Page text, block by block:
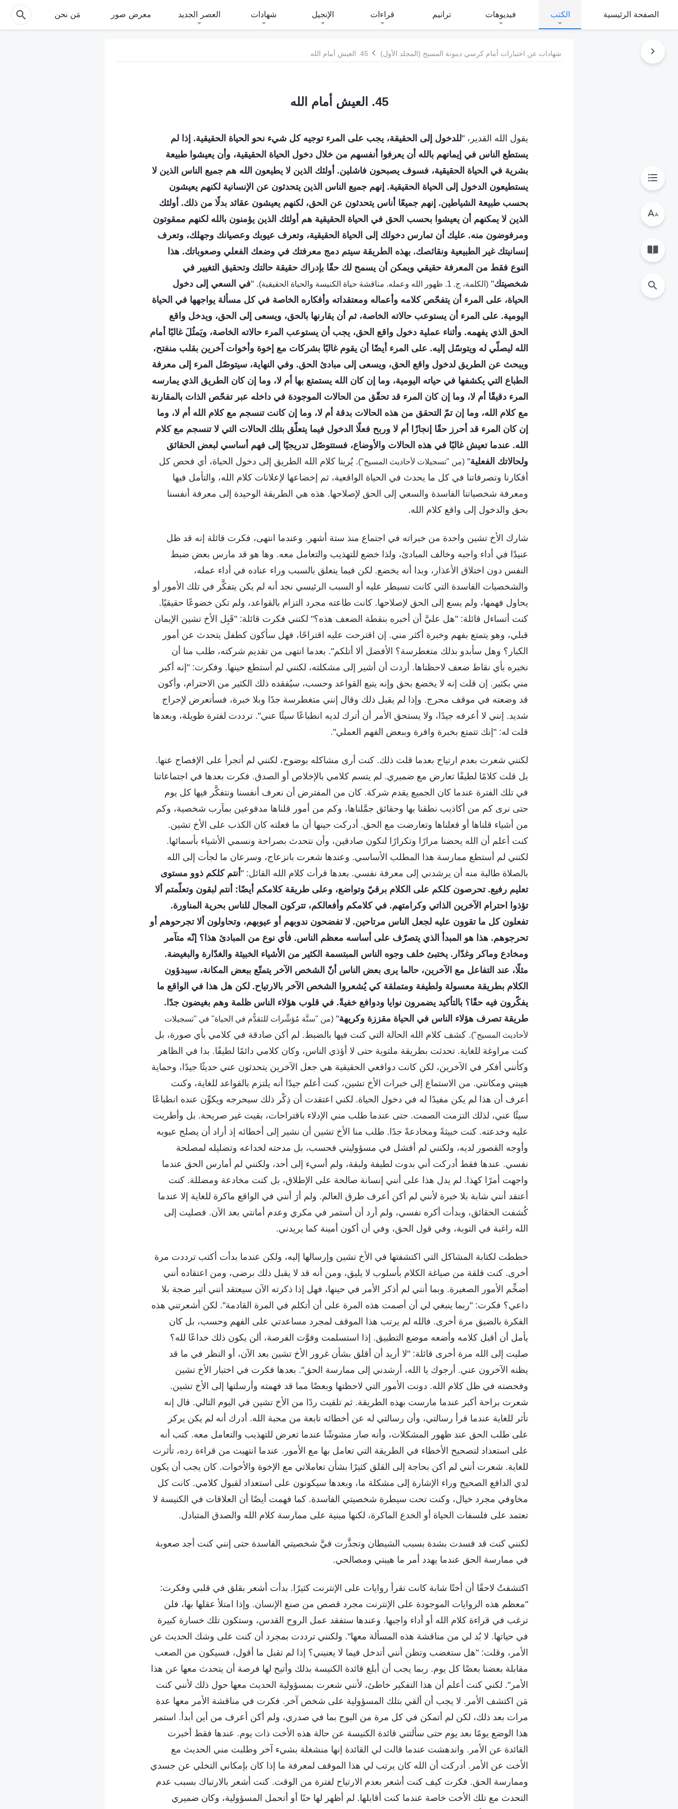
الصفحة الرئيسية الكتب فيديوهات ترانيم قراءات الإنجيل شهادات العصر الجديد معرض صور مَن نحن
شهادات عن اختبارات أمام كرسي دينونة المسيح (المجلد الأول) 45. العيش أمام الله
45. العيش أمام الله
يقول الله القدير، "للدخول إلى الحقيقة، يجب على المرء توجيه كل شيء نحو الحياة الحقيقية. إذا لم
يستطع الناس في إيمانهم بالله أن يعرفوا أنفسهم من خلال دخول الحياة الحقيقية، وأن يعيشوا طبيعة
بشرية في الحياة الحقيقية، فسوف يصبحون فاشلين. أولئك الذين لا يطيعون الله هم جميع الناس الذين لا
يستطيعون الدخول إلى الحياة الحقيقية. إنهم جميع الناس الذين يتحدثون عن الإنسانية لكنهم يعيشون
بحسب طبيعة الشياطين. إنهم جميعًا أناس يتحدثون عن الحق، لكنهم يعيشون عقائد بدلًا من ذلك. أولئك
الذين لا يمكنهم أن يعيشوا بحسب الحق في الحياة الحقيقية هم أولئك الذين يؤمنون بالله لكنهم ممقوتون
ومرفوضون منه. عليك أن تمارس دخولك إلى الحياة الحقيقية، وتعرف عيوبك وعصيانك وجهلك، وتعرف
إنسانيتك غير الطبيعية ونقائصك. بهذه الطريقة سيتم دمج معرفتك في وضعك الفعلي وصعوباتك. هذا
النوع فقط من المعرفة حقيقي ويمكن أن يسمح لك حقًا بإدراك حقيقة حالتك وتحقيق التغيير في
شخصيتك" (الكلمة، ج. 1. ظهور الله وعمله. مناقشة حياة الكنيسة والحياة الحقيقية) . "في السعي إلى دخول
الحياة، على المرء أن يتفحّص كلامه وأعماله ومعتقداته وأفكاره الخاصة في كل مسألة يواجهها في الحياة
اليومية. على المرء أن يستوعب حالاته الخاصة، ثم أن يقارنها بالحق، ويسعى إلى الحق، ويدخل واقع
الحق الذي يفهمه. وأثناء عملية دخول واقع الحق، يجب أن يستوعب المرء حالاته الخاصة، ويَمثُلَ غالبًا أمام
الله ليصلّي له ويتوسّل إليه. على المرء أيضًا أن يقوم غالبًا بشركات مع إخوة وأخوات آخرين بقلب منفتح،
ويبحث عن الطريق لدخول واقع الحق، ويسعى إلى مبادئ الحق. وفي النهاية، سيتوصّل المرء إلى معرفة
الطباع التي يكشفها في حياته اليومية، وما إن كان الله يستمتع بها أم لا، وما إن كان الطريق الذي يمارسه
المرء دقيقًا أم لا، وما إن كان المرء قد تحقّق من الحالات الموجودة في داخله عبر تفحّص الذات بالمقارنة
مع كلام الله، وما إن تمّ التحقق من هذه الحالات بدقة أم لا، وما إن كانت تنسجم مع كلام الله أم لا، وما
إن كان المرء قد أحرز حقًا إنجازًا أم لا وربح فعلًا الدخول فيما يتعلّق بتلك الحالات التي لا تنسجم مع كلام
الله. عندما تعيش غالبًا في هذه الحالات والأوضاع، فستتوصّل تدريجيًا إلى فهم أساسي لبعض الحقائق
ولحالاتك الفعلية" (من "تسجيلات لأحاديث المسيح"). يُرينا كلام الله الطريق إلى دخول الحياة، أي فحص كل
أفكارنا وتصرفاتنا في كل ما يحدث في الحياة الواقعية، ثم إخضاعها لإعلانات كلام الله، والتأمل فيها
ومعرفة شخصياتنا الفاسدة والسعي إلى الحق لإصلاحها. هذه هي الطريقة الوحيدة إلى معرفة أنفسنا
بحق والدخول إلى واقع كلام الله.
شارك الأخ تشين واحدة من خبراته في اجتماع منذ ستة أشهر. وعندما انتهى، فكرت قائلة إنه قد ظل
عنيدًا في أداء واجبه وخالف المبادئ، ولذا خضع للتهذيب والتعامل معه. وها هو قد مارس بعض ضبط
النفس دون اختلاق الأعذار، وبدا أنه يخضع. لكن فيما يتعلق بالسبب وراء عناده في أداء عمله،
والشخصيات الفاسدة التي كانت تسيطر عليه أو السبب الرئيسي نجد أنه لم يكن يتفكَّر في تلك الأمور أو
يحاول فهمها، ولم يسع إلى الحق لإصلاحها. كانت طاعته مجرد التزام بالقواعد، ولم تكن خضوعًا حقيقيًا.
كنت أتساءل قائلة: "هل عليَّ أن أخبره بنقطة الضعف هذه؟" لكنني فكرت قائلة: "قَبِل الأخ تشين الإيمان
قبلي، وهو يتمتع بفهم وخبرة أكثر مني. إن اقترحت عليه اقتراحًا، فهل سأكون كطفل يتحدث عن أمور
الكبار؟ وهل سأبدو بذلك متغطرسة؟ الأفضل ألا أتلكم". بعدما انتهى من تقديم شركته، طلب منا أن
نخبره بأي نقاط ضعف لاحظناها. أردت أن أشير إلى مشكلته، لكنني لم أستطع حينها. وفكرت: "إنه أكبر
مني بكثير. إن قلت إنه لا يخضع بحق وإنه يتبع القواعد وحسب، سيُفقده ذلك الكثير من الاحترام، وأكون
قد وضعته في موقف محرج. وإذا لم يقبل ذلك وقال إنني متغطرسة جدًا وبلا خبرة، فسأتعرض لإحراج
شديد. إنني لا أعرفه جيدًا، ولا يستحق الأمر أن أترك لديه انطباعًا سيئًا عني". ترددت لفترة طويلة، وبعدها
قلت له: "إنك تتمتع بخبرة وافرة وببعض الفهم العملي".
لكنني شعرت بعدم ارتياح بعدما قلت ذلك. كنت أرى مشاكله بوضوح، لكنني لم أتجرأ على الإفصاح عنها.
بل قلت كلامًا لطيفًا تعارض مع ضميري. لم يتسم كلامي بالإخلاص أو الصدق. فكرت بعدها في اجتماعاتنا
في تلك الفترة عندما كان الجميع يقدم شركة. كان من المفترض أن نعرف أنفسنا ونتفكَّر فيها كل يوم
حتى نرى كم من أكاذيب نطقنا بها وحقائق جمَّلناها، وكم من أمور قلناها مدفوعين بمآرب شخصية، وكم
من أشياء قلناها أو فعلناها وتعارضت مع الحق. أدركت حينها أن ما فعلته كان الكذب على الأخ تشين.
كنت أعلم أن الله يحضنا مرارًا وتكرارًا لنكون صادقين، وأن نتحدث بصراحة ونسمي الأشياء بأسمائها.
لكنني لم أستطع ممارسة هذا المطلب الأساسي. وعندها شعرت بانزعاج، وسرعان ما لجأت إلى الله
بالصلاة طالبة منه أن يرشدني إلى معرفة نفسي. بعدها قرأت كلام الله القائل: " أنتم كلكم ذوو مستوى
تعليم رفيع. تحرصون كلكم على الكلام برقيّ وتواضع، وعلى طريقة كلامكم أيضًا: أنتم لبقون وتعلّمتم ألا
تؤذوا احترام الآخرين الذاتي وكرامتهم. في كلامكم وأفعالكم، تتركون المجال للناس بحرية المناورة.
تفعلون كل ما تقوون عليه لجعل الناس مرتاحين. لا تفضحون ندوبهم أو عيوبهم، وتحاولون ألا تجرحوهم أو
تحرجوهم. هذا هو المبدأ الذي يتصرّف على أساسه معظم الناس. فأي نوع من المبادئ هذا؟ إنّه متآمر
ومخادع وماكر وغدّار. يختبئ خلف وجوه الناس المبتسمة الكثير من الأشياء الخبيثة والغدّارة والبغيضة.
مثلًا، عند التفاعل مع الآخرين، حالما يرى بعض الناس أنّ الشخص الآخر يتمتّع ببعض المكانة، سيبدؤون
الكلام بطريقة معسولة ولطيفة ومتملقة كي يُشعروا الشخص الآخر بالارتياح. لكن هل هذا في الواقع ما
يفكّرون فيه حقًا؟ بالتأكيد يضمرون نوايا ودوافع خفيةً. في قلوب هؤلاء الناس ظلمة وهم بغيضون جدًا.
طريقة تصرف هؤلاء الناس في الحياة مقززة وكريهة" (من "ستَّة مُؤشِّرات للتقدُّم في الحياة" في "تسجيلات
لأحاديث المسيح"). كشف كلام الله الحالة التي كنت فيها بالضبط. لم أكن صادقة في كلامي بأي صورة، بل
كنت مراوغة للغاية. تحدثت بطريقة ملتوية حتى لا أؤذي الناس، وكان كلامي دائمًا لطيفًا. بدا في الظاهر
وكأنني أفكر في الآخرين، لكن كانت دوافعي الحقيقية هي جعل الآخرين يتحدثون عني حديثًا جيدًا، وحماية
هيبتي ومكانتي. من الاستماع إلى خبرات الأخ تشين، كنت أعلم جيدًا أنه يلتزم بالقواعد للغاية، وكنت
أعرف أن هذا لم يكن مفيدًا له في دخول الحياة. لكني اعتقدت أن ذِكْر ذلك سيحرجه ويكوِّن عنده انطباعًا
سيئًا عني، لذلك التزمت الصمت. حتى عندما طلب مني الإدلاء باقتراحات، بقيت غير صريحة. بل وأطريت
عليه وخدعته. كنت خبيثةً ومخادعةً جدًا. طلب منا الأخ تشين أن نشير إلى أخطائه إذ أراد أن يصلح عيوبه
وأوجه القصور لديه، ولكنني لم أفشل في مسؤوليتي فحسب، بل مدحته لخداعه وتضليله لمصلحة
نفسي. عندها فقط أدركت أني بدوت لطيفة ولبقة، ولم أسيء إلى أحد، ولكنني لم أمارس الحق عندما
واجهت أمرًا كهذا. لم يدل هذا على أنني إنسانة صالحة على الإطلاق، بل كنت مخادعة ومضللة. كنت
أعتقد أنني شابة بلا خبرة لأنني لم أكن أعرف طرق العالم. ولم أرَ أنني في الواقع ماكرة للغاية إلا عندما
كُشفت الحقائق، وبدأت أكره نفسي، ولم أرد أن أستمر في مكري وعدم أمانتي بعد الآن. فصليت إلى
الله راغبة في التوبة، وفي قول الحق، وفي أن أكون أمينة كما يريدني.
خططت لكتابة المشاكل التي اكتشفتها في الأخ تشين وإرسالها إليه، ولكن عندما بدأت أكتب ترددت مرة
أخرى. كنت قلقة من صياغة الكلام بأسلوب لا يليق، ومن أنه قد لا يقبل ذلك برضى، ومن اعتقاده أنني
أضخِّم الأمور الصغيرة. وبما أنني لم أذكر الأمر في حينها، فهل إذا ذكرته الآن سيعتقد أنني أثير ضجة بلا
داعي؟ فكرت: "ربما ينبغي لي أن أصمت هذه المرة على أن أتكلم في المرة القادمة". لكن أشعرتني هذه
الفكرة بالضيق مرة أخرى. فالله لم يرتب هذا الموقف لمجرد مساعدتي على الفهم وحسب، بل كان
يأمل أن أقبل كلامه وأضعه موضع التطبيق. إذا استسلمت وفوَّت الفرصة، ألن يكون ذلك خداعًا لله؟
صليت إلى الله مرة أخرى قائلة: "لا أريد أن أقلق بشأن غرور الأخ تشين بعد الآن، أو النظر في ما قد
يظنه الآخرون عني. أرجوك يا الله، أرشدني إلى ممارسة الحق". بعدها فكرت في اختبار الأخ تشين
وفحصته في ظل كلام الله. دونت الأمور التي لاحظتها وبعضًا مما قد فهمته وأرسلتها إلى الأخ تشين.
شعرت براحة أكبر عندما مارست بهذه الطريقة. ثم تلقيت ردًا من الأخ تشين في اليوم التالي. قال إنه
تأثر للغاية عندما قرأ رسالتي، وأن رسالتي له عن أخطائه نابعة من محبة الله. أدرك أنه لم يكن يركز
على طلب الحق عند ظهور المشكلات، وأنه صار مشوشًا عندما تعرض للتهذيب والتعامل معه. كتب أنه
على استعداد لتصحيح الأخطاء في الطريقة التي تعامل بها مع الأمور. عندما انتهيت من قراءة رده، تأثرت
للغاية. شعرت أنني لم أكن بحاجة إلى القلق كثيرًا بشأن تعاملاتي مع الإخوة والأخوات. كان يجب أن يكون
لدي الدافع الصحيح وراء الإشارة إلى مشكلة ما، وبعدها سيكونون على استعداد لقبول كلامي. كانت كل
مخاوفي مجرد خيال، وكنت تحت سيطرة شخصيتي الفاسدة. كما فهمت أيضًا أن العلاقات في الكنيسة لا
تعتمد على فلسفات الحياة أو الخدع الماكرة، لكنها مبنية على ممارسة كلام الله والصدق المتبادل.
لكنني كنت قد فسدت بشدة بسبب الشيطان وتجذَّرت فيَّ شخصيتي الفاسدة حتى إنني كنت أجد صعوبة
في ممارسة الحق عندما يهدد أمر ما هيبتي ومصالحي.
اكتشفتُ لاحقًا أن أختًا شابة كانت تقرأ روايات على الإنترنت كثيرًا. بدأت أشعر بقلق في قلبي وفكرت:
"معظم هذه الروايات الموجودة على الإنترنت مجرد قصص من صنع الإنسان. وإذا امتلأ عقلها بها، فلن
ترغب في قراءة كلام الله أو أداء واجبها. وعندها ستفقد عمل الروح القدس، وستكون تلك خسارة كبيرة
في حياتها. لا بُد لي من مناقشة هذه المسألة معها". ولكنني ترددت بمجرد أن كنت على وشك الحديث عن
الأمر، وقلت: "هل ستغضب وتظن أنني أتدخل فيما لا يعنيني؟ إذا لم تقبل ما أقول، فسيكون من الصعب
مقابلة بعضنا بعضًا كل يوم. ربما يجب أن أبلغ قائدة الكنيسة بذلك وأتيح لها فرصة أن يتحدث معها عن هذا
الأمر". لكني كنت أعلم أن هذا التفكير خاطئ، لأنني شعرت بمسؤولية الحديث معها حول ذلك لأنني كنت
مَن اكتشف الأمر. لا يجب أن ألقي بتلك المسؤولية على شخص آخر. فكرت في مناقشة الأمر معها عدة
مرات بعد ذلك، لكن لم أتمكن في كل مرة من البوح بما في صدري، ولم أكن أعرف من أين أبدأ. استمر
هذا الوضع يومًا بعد يوم حتى سألتني قائدة الكنيسة عن حالة هذه الأخت ذات يوم. عندها فقط أخبرت
القائدة عن الأمر. واندهشت عندما قالت لي القائدة إنها منشغلة بشيء آخر وطلبت مني الحديث مع
الأخت عن الأمر. أدركت أن الله كان يرتب لي هذا الموقف لمعرفة ما إذا كان بإمكاني التخلي عن جسدي
وممارسة الحق. فكرت كيف كنت أشعر بعدم الارتياح لفترة من الوقت. كنت أشعر بالارتباك بسبب عدم
التحدث مع تلك الأخت خاصة عندما كنت أقابلها. لم أظهر لها حبًا أو أتحمل المسؤولية، وكان ضميري